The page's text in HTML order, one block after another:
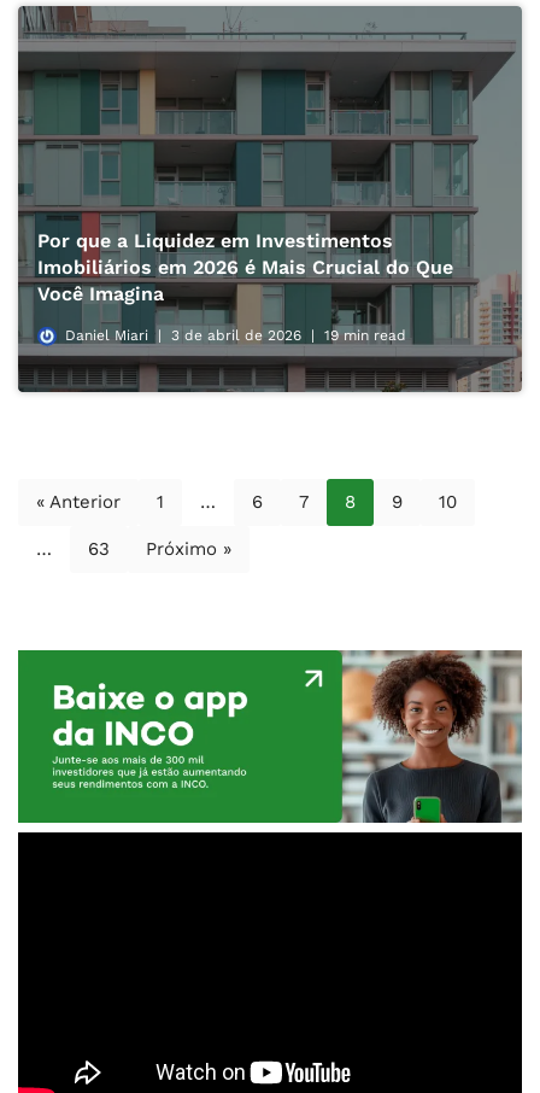
Por que a Liquidez em Investimentos
Imobiliários em 2026 é Mais Crucial do Que
Você Imagina
Daniel Miari 3 de abril de 2026 19 min read
« Anterior 1 … 6 7 8 9 10
… 63 Próximo »